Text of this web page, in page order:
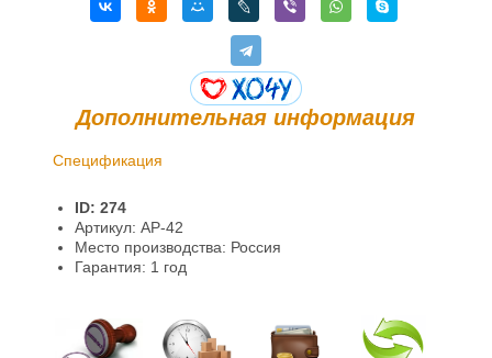
Дополнительная информация
Спецификация
Гарантии и возврат
Информация
ID: 274
Артикул: AP-42
Место производства: Россия
Гарантия: 1 год